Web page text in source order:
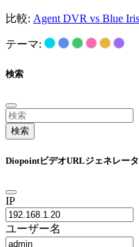
比較: Agent DVR vs Blue Iris
テーマ:
検索
検索
DiopointビデオURLジェネレー
IP
ユーザー名